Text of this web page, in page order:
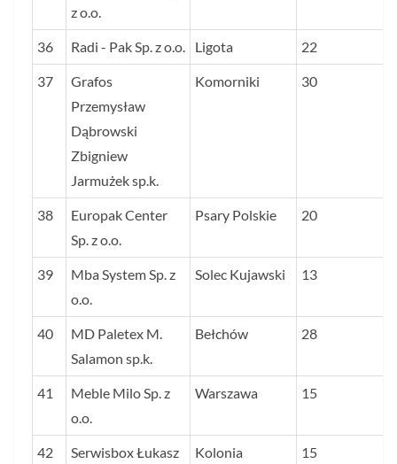
z o.o.
36 Radi - Pak Sp. z o.o. Ligota 22
37
Grafos
Przemysław
Dąbrowski
Zbigniew
Jarmużek sp.k.
Komorniki 30
38
Europak Center
Sp. z o.o.
Psary Polskie 20
39
Mba System Sp. z
o.o.
Solec Kujawski 13
40
MD Paletex M.
Salamon sp.k.
Bełchów 28
41
Meble Milo Sp. z
o.o.
Warszawa 15
42
Serwisbox Łukasz
Kolonia
15